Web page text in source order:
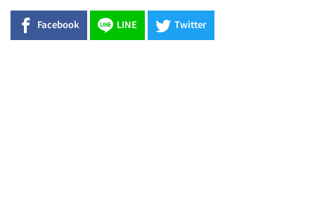
Facebook LINE Twitter